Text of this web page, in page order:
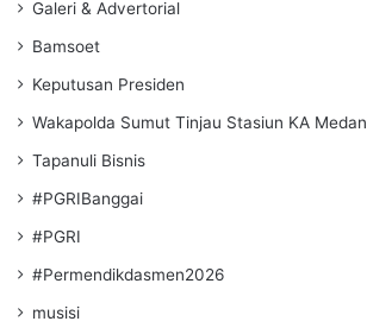
Galeri & Advertorial
Bamsoet
Keputusan Presiden
Wakapolda Sumut Tinjau Stasiun KA Medan
Tapanuli Bisnis
#PGRIBanggai
#PGRI
#Permendikdasmen2026
musisi